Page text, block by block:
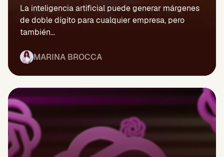
La inteligencia artificial puede generar márgenes
de doble dígito para cualquier empresa, pero
también...
MARINA BROCCA